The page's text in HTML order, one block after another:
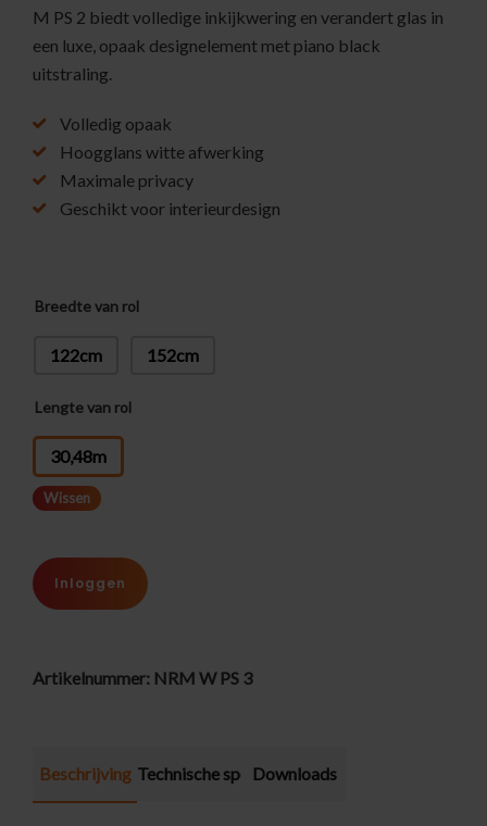
M PS 2 biedt volledige inkijkwering en verandert glas in
een luxe, opaak designelement met piano black
uitstraling.
Volledig opaak
Hoogglans witte afwerking
Maximale privacy
Geschikt voor interieurdesign
Breedte van rol
122cm 152cm
Lengte van rol
30,48m
Wissen
Inloggen
Artikelnummer: NRM W PS 3
Beschrijving Technische specificatie
Downloads